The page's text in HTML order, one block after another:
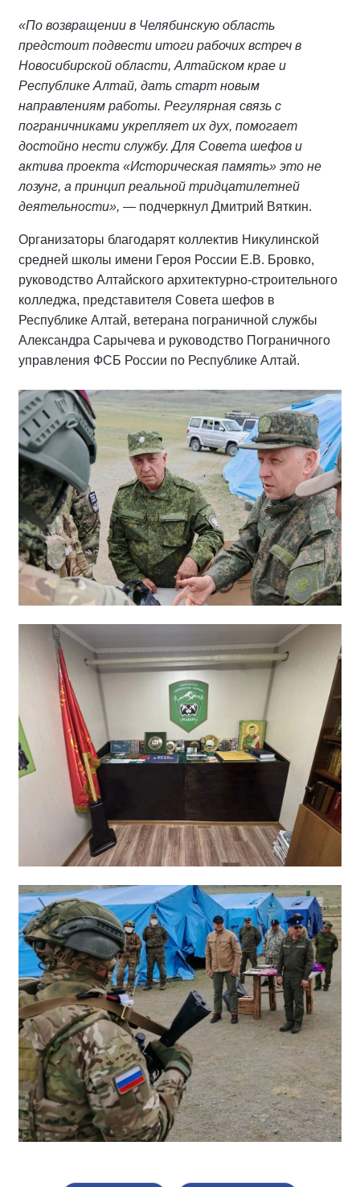
«По возвращении в Челябинскую область
предстоит подвести итоги рабочих встреч в
Новосибирской области, Алтайском крае и
Республике Алтай, дать старт новым
направлениям работы. Регулярная связь с
пограничниками укрепляет их дух, помогает
достойно нести службу. Для Совета шефов и
актива проекта «Историческая память» это не
лозунг, а принцип реальной тридцатилетней
деятельности», — подчеркнул Дмитрий Вяткин.
Организаторы благодарят коллектив Никулинской
средней школы имени Героя России Е.В. Бровко,
руководство Алтайского архитектурно-строительного
колледжа, представителя Совета шефов в
Республике Алтай, ветерана пограничной службы
Александра Сарычева и руководство Пограничного
управления ФСБ России по Республике Алтай.